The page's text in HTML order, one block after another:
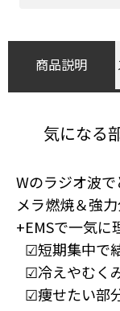
商品説明
気になる
Wのラジオ波
メラ燃焼＆強
+EMSで一気に
☑︎短期集中で
☑︎冷えやむく
☑︎痩せたい部